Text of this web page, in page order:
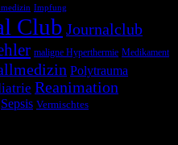
Impfung
Club Journalclub
maligne Hyperthermie Medikament
Polytrauma
Reanimation
Sepsis Vermischtes